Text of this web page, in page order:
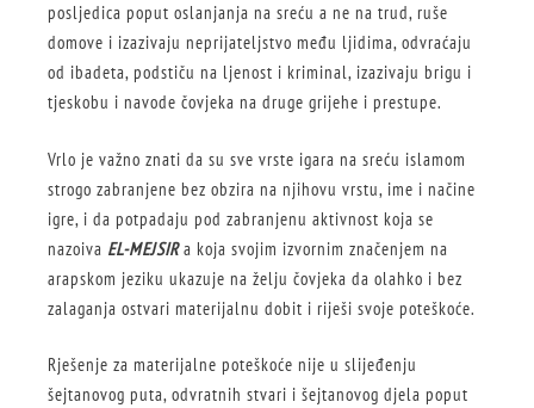
posljedica poput oslanjanja na sreću a ne na trud, ruše
domove i izazivaju neprijateljstvo među ljidima, odvraćaju
od ibadeta, podstiču na ljenost i kriminal, izazivaju brigu i
tjeskobu i navode čovjeka na druge grijehe i prestupe.
Vrlo je važno znati da su sve vrste igara na sreću islamom
strogo zabranjene bez obzira na njihovu vrstu, ime i načine
igre, i da potpadaju pod zabranjenu aktivnost koja se
nazoiva EL-MEJSIR a koja svojim izvornim značenjem na
arapskom jeziku ukazuje na želju čovjeka da olahko i bez
zalaganja ostvari materijalnu dobit i riješi svoje poteškoće.
Rješenje za materijalne poteškoće nije u slijeđenju
šejtanovog puta, odvratnih stvari i šejtanovog djela poput